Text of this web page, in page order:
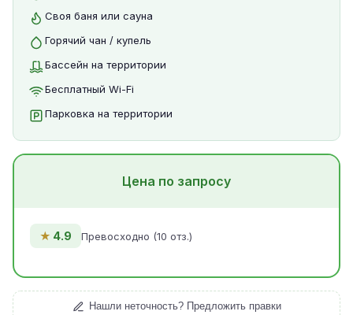
Своя баня или сауна
Горячий чан / купель
Бассейн на территории
Бесплатный Wi-Fi
Парковка на территории
Цена по запросу
★ 4.9 Превосходно (10 отз.)
Нашли неточность? Предложить правки